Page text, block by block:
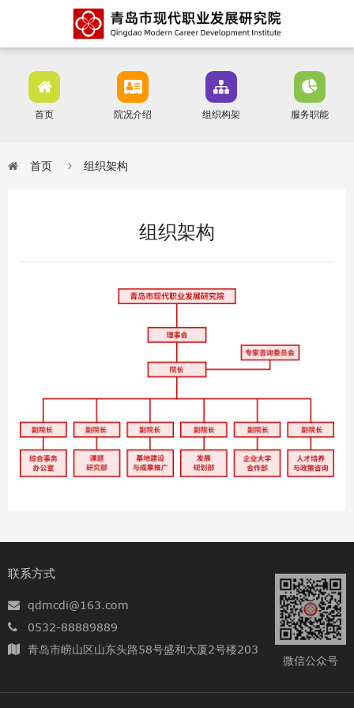
首页 院况介绍 组织构架 服务职能
首页 组织架构
组织架构
联系方式
qdmcdi@163.com
0532-88889889
青岛市崂山区山东头路58号盛和大厦2号楼203
微信公众号